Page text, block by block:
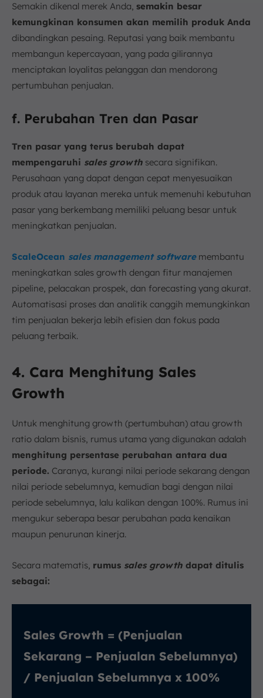
Semakin dikenal merek Anda, semakin besar
kemungkinan konsumen akan memilih produk Anda
dibandingkan pesaing. Reputasi yang baik membantu
membangun kepercayaan, yang pada gilirannya
menciptakan loyalitas pelanggan dan mendorong
pertumbuhan penjualan.
f. Perubahan Tren dan Pasar
Tren pasar yang terus berubah dapat
mempengaruhi sales growth secara signifikan.
Perusahaan yang dapat dengan cepat menyesuaikan
produk atau layanan mereka untuk memenuhi kebutuhan
pasar yang berkembang memiliki peluang besar untuk
meningkatkan penjualan.
ScaleOcean sales management softwaremembantu
meningkatkan sales growth dengan fitur manajemen
pipeline, pelacakan prospek, dan forecasting yang akurat.
Automatisasi proses dan analitik canggih memungkinkan
tim penjualan bekerja lebih efisien dan fokus pada
peluang terbaik.
4. Cara Menghitung Sales
Growth
Untuk menghitung growth (pertumbuhan) atau growth
ratio dalam bisnis, rumus utama yang digunakan adalah
menghitung persentase perubahan antara dua
periode. Caranya, kurangi nilai periode sekarang dengan
nilai periode sebelumnya, kemudian bagi dengan nilai
periode sebelumnya, lalu kalikan dengan 100%. Rumus ini
mengukur seberapa besar perubahan pada kenaikan
maupun penurunan kinerja.
Secara matematis, rumus sales growth dapat ditulis
sebagai:
Sales Growth = (Penjualan
Sekarang – Penjualan Sebelumnya)
/ Penjualan Sebelumnya x 100%